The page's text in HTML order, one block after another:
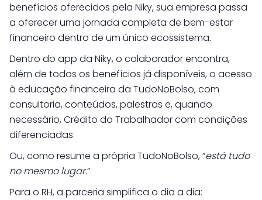
benefícios oferecidos pela Niky, sua empresa passa
a oferecer uma jornada completa de bem-estar
financeiro dentro de um único ecossistema.
Dentro do app da Niky, o colaborador encontra,
além de todos os benefícios já disponíveis, o acesso
à educação financeira da TudoNoBolso, com
consultoria, conteúdos, palestras e, quando
necessário, Crédito do Trabalhador com condições
diferenciadas.
Ou, como resume a própria TudoNoBolso, “está tudo
no mesmo lugar.”
Para o RH, a parceria simplifica o dia a dia: